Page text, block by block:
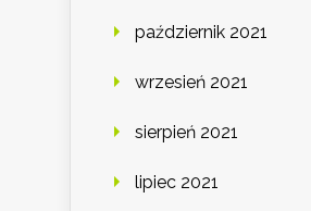
październik 2021
wrzesień 2021
sierpień 2021
lipiec 2021